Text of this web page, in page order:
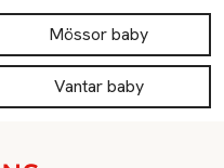
Mössor baby
Vantar baby